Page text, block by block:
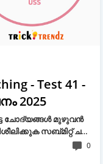
- Test 41 -
2025
ചോദ്യങ്ങൾ മുഴുവൻ
സബ്മിറ്റ് ച…
0